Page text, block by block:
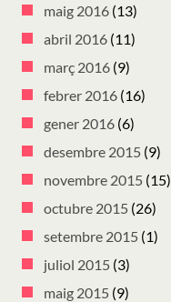
maig 2016 (13)
abril 2016 (11)
març 2016 (9)
febrer 2016 (16)
gener 2016 (6)
desembre 2015 (9)
novembre 2015 (15)
octubre 2015 (26)
setembre 2015 (1)
juliol 2015 (3)
maig 2015 (9)